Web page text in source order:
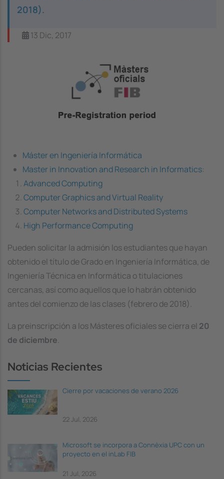
2018).
13 Dic, 2017
Máster en Ingeniería Informática
Master in Innovation and Research in Informatics:
Advanced Computing
Computer Graphics and Virtual Reality
Computer Networks and Distributed Systems
High Performance Computing
Pueden solicitar la admisión los estudiantes que hayan
obtenido el título de Grado en Ingeniería Informática, de
Ingeniería Técnica en Informática o titulaciones
cercanas, así como aquellos que lo habrán obtenido
antes del comienzo de las clases (febrero de 2018).
La preinscripción a los Másteres oficiales se cierra el 20
de diciembre.
Noticias Recientes
Cierre por vacaciones de verano 2026
22 Jul, 2026
Microsoft se incorpora a Connèxia UPC con un
proyecto en el inLab FIB
21 Jul, 2026